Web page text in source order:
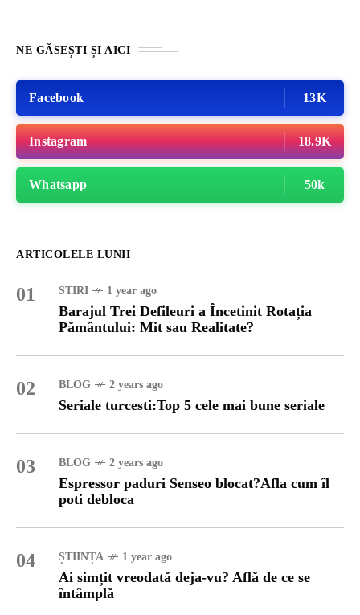
NE GĂSEȘTI ȘI AICI
Facebook 13K
Instagram 18.9K
Whatsapp 50k
ARTICOLELE LUNII
01 STIRI 1 year ago
Barajul Trei Defileuri a Încetinit Rotația
Pământului: Mit sau Realitate?
02 BLOG 2 years ago
Seriale turcesti:Top 5 cele mai bune seriale
03 BLOG 2 years ago
Espressor paduri Senseo blocat?Afla cum îl
poti debloca
04 ȘTIINȚA 1 year ago
Ai simțit vreodată deja-vu? Află de ce se
întâmplă